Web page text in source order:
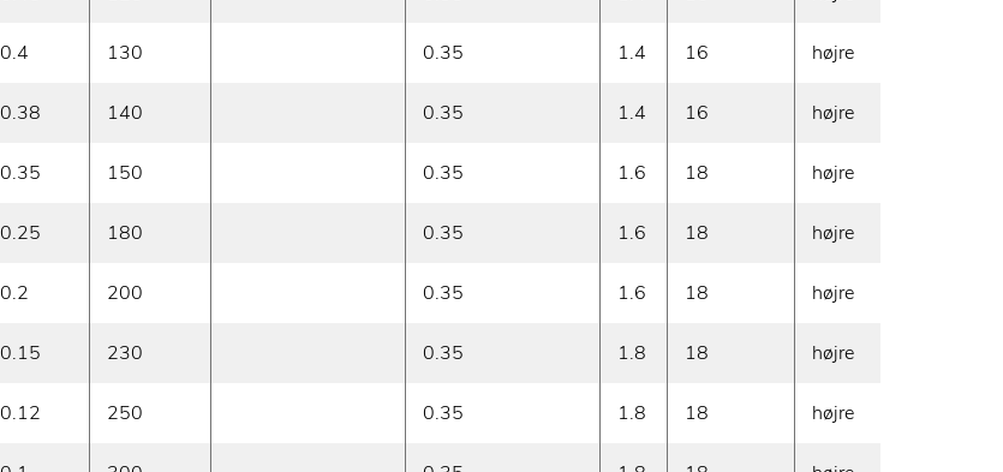
0.4 130 0.35 1.4 16 højre
0.38 140 0.35 1.4 16 højre
0.35 150 0.35 1.6 18 højre
0.25 180 0.35 1.6 18 højre
0.2 200 0.35 1.6 18 højre
0.15 230 0.35 1.8 18 højre
0.12 250 0.35 1.8 18 højre